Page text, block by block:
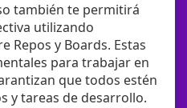
también te permitirá
utilizando
Repos y Boards. Estas
para trabajar en
que todos estén
y tareas de desarrollo.